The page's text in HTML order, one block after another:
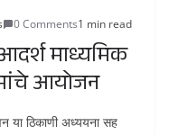
0 Comments1 min read
आदर्श माध्यमिक
आयोजन
या ठिकाणी अध्ययना सह